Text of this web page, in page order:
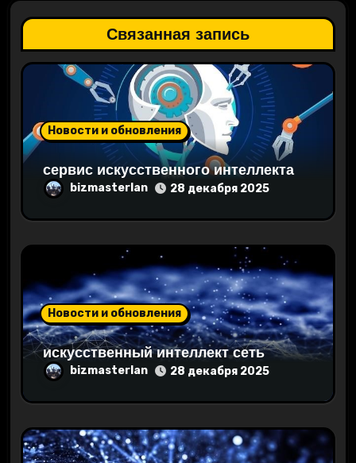
п
о
п
с
я
м
Связанная запись
Новости и обновления
сервис искусственного интеллекта
bizmasterlan 28 декабря 2025
Новости и обновления
искусственный интеллект сеть
bizmasterlan 28 декабря 2025